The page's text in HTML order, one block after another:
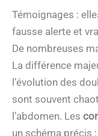
Témoignages :
fausse alerte et
De nombreuses
La différence
l’évolution des
sont souvent
l’abdomen. Les
un schéma précis